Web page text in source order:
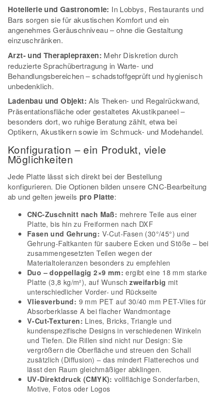
Hotellerie und Gastronomie: In Lobbys, Restaurants und
Bars sorgen sie für akustischen Komfort und ein
angenehmes Geräuschniveau – ohne die Gestaltung
einzuschränken.
Arzt- und Therapiepraxen: Mehr Diskretion durch
reduzierte Sprachübertragung in Warte- und
Behandlungsbereichen – schadstoffgeprüft und hygienisch
unbedenklich.
Ladenbau und Objekt: Als Theken- und Regalrückwand,
Präsentationsfläche oder gestaltetes Akustikpaneel –
besonders dort, wo ruhige Beratung zählt, etwa bei
Optikern, Akustikern sowie im Schmuck- und Modehandel.
Konfiguration – ein Produkt, viele
Möglichkeiten
Jede Platte lässt sich direkt bei der Bestellung
konfigurieren. Die Optionen bilden unsere CNC-Bearbeitung
ab und gelten jeweils pro Platte:
CNC-Zuschnitt nach Maß: mehrere Teile aus einer
Platte, bis hin zu Freiformen nach DXF
Fasen und Gehrung: V-Cut-Fasen (30°/45°) und
Gehrung-Faltkanten für saubere Ecken und Stöße – bei
zusammengesetzten Teilen wegen der
Materialtoleranzen besonders zu empfehlen
Duo – doppellagig 2×9 mm: ergibt eine 18 mm starke
Platte (3,8 kg/m²), auf Wunschzweifarbig mit
unterschiedlicher Vorder- und Rückseite
Vliesverbund: 9 mm PET auf 30/40 mm PET-Vlies für
Absorberklasse A bei flacher Wandmontage
V-Cut-Texturen: Lines, Bricks, Triangle und
kundenspezifische Designs in verschiedenen Winkeln
und Tiefen. Die Rillen sind nicht nur Design: Sie
vergrößern die Oberfläche und streuen den Schall
zusätzlich (Diffusion) – das mindert Flatterechos und
lässt den Raum gleichmäßiger abklingen.
UV-Direktdruck (CMYK): vollflächige Sonderfarben,
Motive, Fotos oder Logos